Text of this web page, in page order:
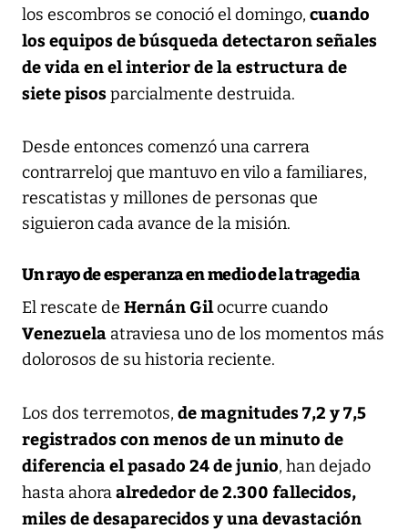
los escombros se conoció el domingo, cuando
los equipos de búsqueda detectaron señales
de vida en el interior de la estructura de
siete pisosparcialmente destruida.
Desde entonces comenzó una carrera
contrarreloj que mantuvo en vilo a familiares,
rescatistas y millones de personas que
siguieron cada avance de la misión.
Un rayo de esperanza en medio de la tragedia
El rescate de Hernán Gilocurre cuando
Venezuela atraviesa uno de los momentos más
dolorosos de su historia reciente.
Los dos terremotos, de magnitudes 7,2 y 7,5
registrados con menos de un minuto de
diferencia el pasado 24 de junio, han dejado
hasta ahoraalrededor de 2.300 fallecidos,
miles de desaparecidos y una devastación